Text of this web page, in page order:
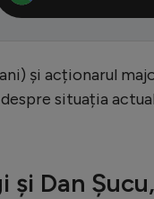
și acționarul
situația
și Dan